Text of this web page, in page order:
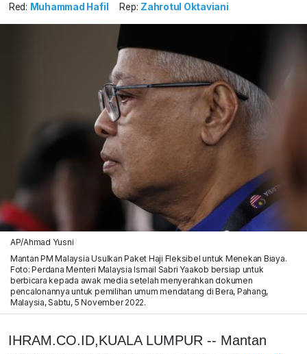
Red: Muhammad Hafil Rep: Zahrotul Oktaviani
AP/Ahmad Yusni
Mantan PM Malaysia Usulkan Paket Haji Fleksibel untuk Menekan Biaya.
Foto: Perdana Menteri Malaysia Ismail Sabri Yaakob bersiap untuk
berbicara kepada awak media setelah menyerahkan dokumen
pencalonannya untuk pemilihan umum mendatang di Bera, Pahang,
Malaysia, Sabtu, 5 November 2022.
IHRAM.CO.ID,KUALA LUMPUR -- Mantan